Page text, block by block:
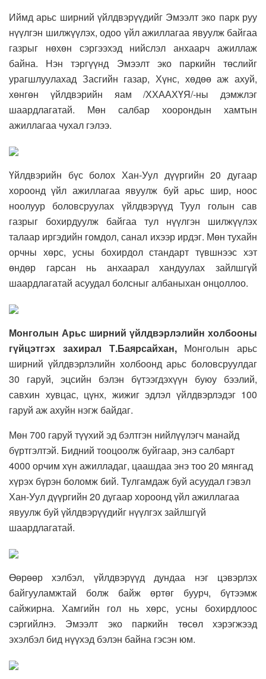
Иймд арьс ширний үйлдвэрүүдийг Эмээлт эко парк руу
нүүлгэн шилжүүлэх, одоо үйл ажиллагаа явуулж байгаа
газрыг нөхөн сэргээхэд нийслэл анхаарч ажиллаж
байна. Нэн тэргүүнд Эмээлт эко паркийн төслийг
урагшлуулахад Засгийн газар, Хүнс, хөдөө аж ахуй,
хөнгөн үйлдвэрийн яам /ХХААХҮЯ/-ны дэмжлэг
шаардлагатай. Мөн салбар хоорондын хамтын
ажиллагаа чухал гэлээ.
Үйлдвэрийн бүс болох Хан-Уул дүүргийн 20 дугаар
хороонд үйл ажиллагаа явуулж буй арьс шир, ноос
ноолуур боловсруулах үйлдвэрүүд Туул голын сав
газрыг бохирдуулж байгаа тул нүүлгэн шилжүүлэх
талаар иргэдийн гомдол, санал ихээр ирдэг. Мөн тухайн
орчны хөрс, усны бохирдол стандарт түвшнээс хэт
өндөр гарсан нь анхаарал хандуулах зайлшгүй
шаардлагатай асуудал болсныг албаныхан онцоллоо.
Монголын Арьс ширний үйлдвэрлэлийн холбооны
гүйцэтгэх захирал Т.Баярсайхан,Монголын арьс
ширний үйлдвэрлэлийн холбоонд арьс боловсруулдаг
30 гаруй, эцсийн бэлэн бүтээгдэхүүн буюу бээлий,
савхин хувцас, цүнх, жижиг эдлэл үйлдвэрлэдэг 100
гаруй аж ахуйн нэгж байдаг.
Мөн 700 гаруй түүхий эд бэлтгэн нийлүүлэгч манайд
бүртгэлтэй. Бидний тооцоолж буйгаар, энэ салбарт
4000 орчим хүн ажилладаг, цаашдаа энэ тоо 20 мянгад
хүрэх бүрэн боломж бий. Тулгамдаж буй асуудал гэвэл
Хан-Уул дүүргийн 20 дугаар хороонд үйл ажиллагаа
явуулж буй үйлдвэрүүдийг нүүлгэх зайлшгүй
шаардлагатай.
Өөрөөр хэлбэл, үйлдвэрүүд дундаа нэг цэвэрлэх
байгууламжтай болж байж өртөг буурч, бүтээмж
сайжирна. Хамгийн гол нь хөрс, усны бохирдлоос
сэргийлнэ. Эмээлт эко паркийн төсөл хэрэгжээд
эхэлбэл бид нүүхэд бэлэн байна гэсэн юм.